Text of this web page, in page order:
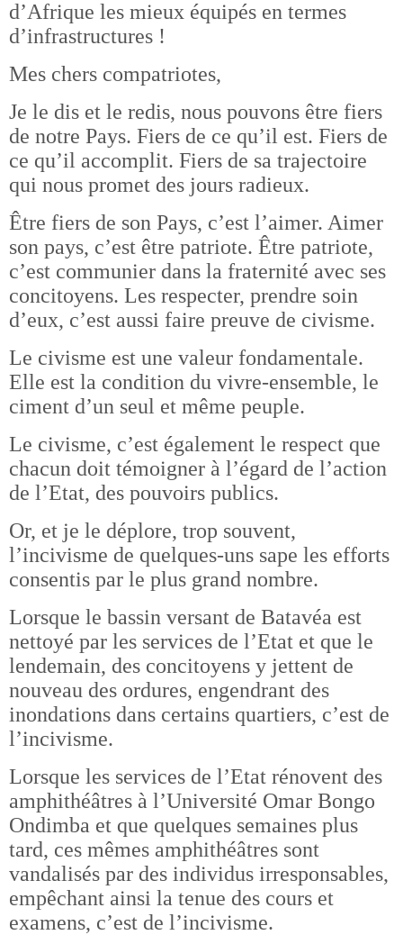
d’Afrique les mieux équipés en termes
d’infrastructures !
Mes chers compatriotes,
Je le dis et le redis, nous pouvons être fiers
de notre Pays. Fiers de ce qu’il est. Fiers de
ce qu’il accomplit. Fiers de sa trajectoire
qui nous promet des jours radieux.
Être fiers de son Pays, c’est l’aimer. Aimer
son pays, c’est être patriote. Être patriote,
c’est communier dans la fraternité avec ses
concitoyens. Les respecter, prendre soin
d’eux, c’est aussi faire preuve de civisme.
Le civisme est une valeur fondamentale.
Elle est la condition du vivre-ensemble, le
ciment d’un seul et même peuple.
Le civisme, c’est également le respect que
chacun doit témoigner à l’égard de l’action
de l’Etat, des pouvoirs publics.
Or, et je le déplore, trop souvent,
l’incivisme de quelques-uns sape les efforts
consentis par le plus grand nombre.
Lorsque le bassin versant de Batavéa est
nettoyé par les services de l’Etat et que le
lendemain, des concitoyens y jettent de
nouveau des ordures, engendrant des
inondations dans certains quartiers, c’est de
l’incivisme.
Lorsque les services de l’Etat rénovent des
amphithéâtres à l’Université Omar Bongo
Ondimba et que quelques semaines plus
tard, ces mêmes amphithéâtres sont
vandalisés par des individus irresponsables,
empêchant ainsi la tenue des cours et
examens, c’est de l’incivisme.